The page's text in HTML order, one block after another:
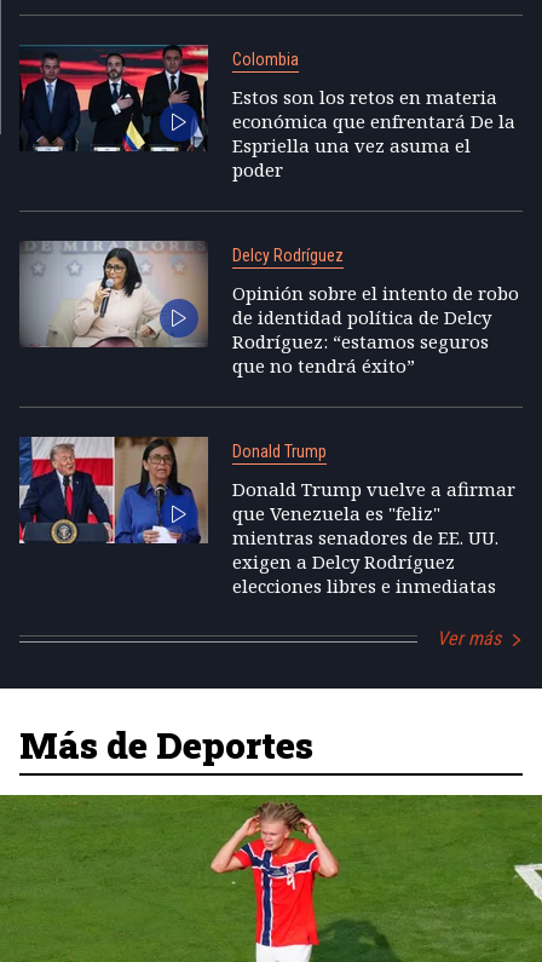
Colombia
Estos son los retos en materia
económica que enfrentará De la
Espriella una vez asuma el
poder
Delcy Rodríguez
Opinión sobre el intento de robo
de identidad política de Delcy
Rodríguez: “estamos seguros
que no tendrá éxito”
Donald Trump
Donald Trump vuelve a afirmar
que Venezuela es "feliz"
mientras senadores de EE. UU.
exigen a Delcy Rodríguez
elecciones libres e inmediatas
Ver más
Más de Deportes